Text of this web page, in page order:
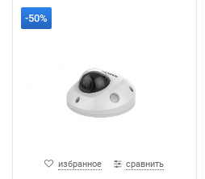
-50%
избранное сравнить